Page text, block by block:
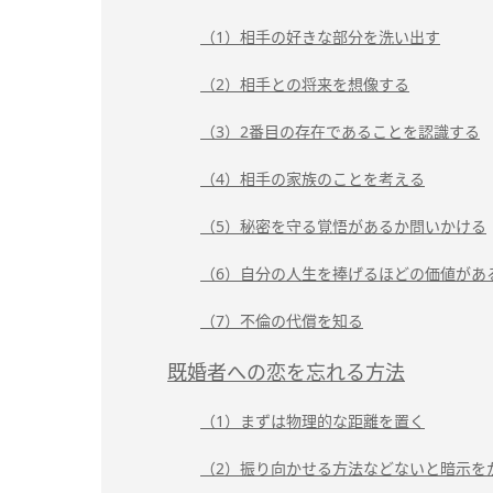
（1）相手の好きな部分を洗い出す
（2）相手との将来を想像する
（3）2番目の存在であることを認識する
（4）相手の家族のことを考える
（5）秘密を守る覚悟があるか問いかける
（6）自分の人生を捧げるほどの価値があ
（7）不倫の代償を知る
既婚者への恋を忘れる方法
（1）まずは物理的な距離を置く
（2）振り向かせる方法などないと暗示を